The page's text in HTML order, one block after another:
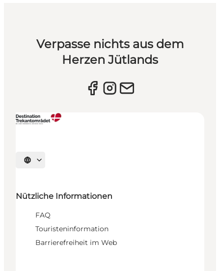
Verpasse nichts aus dem
Herzen Jütlands
Sprache auswählen
Nützliche Informationen
FAQ
Touristeninformation
Barrierefreiheit im Web